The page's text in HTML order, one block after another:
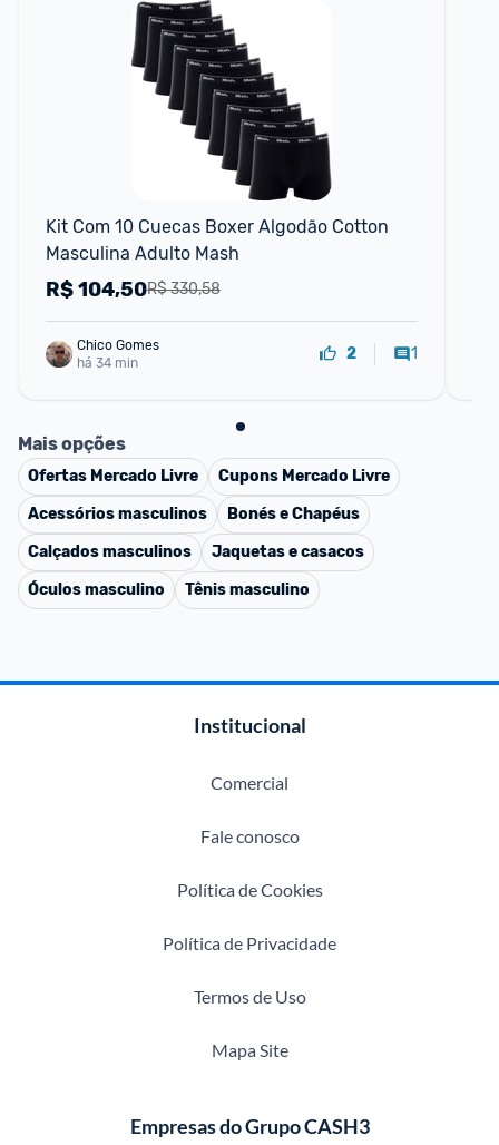
Kit Com 10 Cuecas Boxer Algodão Cotton
Masculina Adulto Mash
R$ 330,58
R$104,50
Chico Gomes
há 34 min
2 1
Mais opções
Ofertas Mercado Livre Cupons Mercado Livre
Acessórios masculinos
Bonés e Chapéus
Calçados masculinos
Jaquetas e casacos
Óculos masculino
Tênis masculino
Institucional
Comercial
Fale conosco
Política de Cookies
Política de Privacidade
Termos de Uso
Mapa Site
Empresas do Grupo CASH3